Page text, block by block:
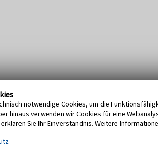
notwendige Cookies, um die
hinaus verwenden wir Cookies für eine
Sie Ihr Einverständnis. Weitere